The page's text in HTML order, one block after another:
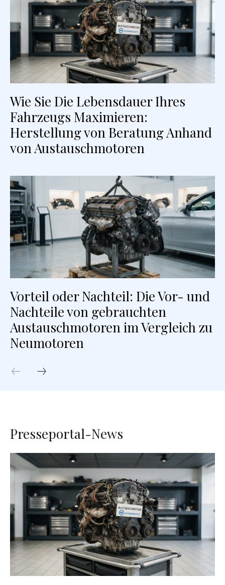
Wie Sie Die Lebensdauer Ihres
Fahrzeugs Maximieren:
Herstellung von Beratung Anhand
von Austauschmotoren
Vorteil oder Nachteil: Die Vor- und
Nachteile von gebrauchten
Austauschmotoren im Vergleich zu
Neumotoren
Presseportal-News